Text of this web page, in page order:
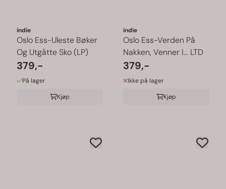
indie
Oslo Ess-Uleste Bøker
Og Utgåtte Sko (LP)
379,-
På lager
Kjøp
indie
Oslo Ess-Verden På
Nakken, Venner I… LTD
379,-
Ikke på lager
Kjøp